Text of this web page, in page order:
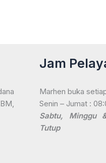
Jam
Marhen buka
Senin – Jumat :
Sabtu, Minggu
Tutup